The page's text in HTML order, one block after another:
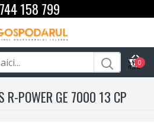
158 799
0
R-POWER GE 7000 13 CP